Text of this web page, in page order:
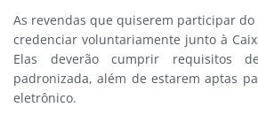
As revendas que quiserem participar do
credenciar voluntariamente junto à
Elas deverão cumprir requisitos
padronizada, além de estarem aptas
eletrônico.